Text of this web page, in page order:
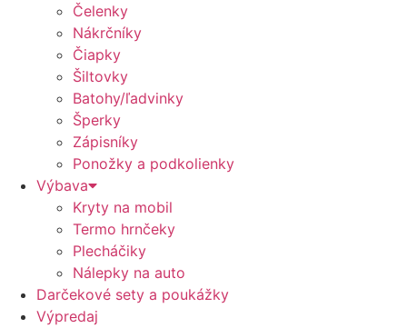
Čelenky
Nákrčníky
Čiapky
Šiltovky
Batohy/ľadvinky
Šperky
Zápisníky
Ponožky a podkolienky
Výbava
Kryty na mobil
Termo hrnčeky
Plecháčiky
Nálepky na auto
Darčekové sety a poukážky
Výpredaj